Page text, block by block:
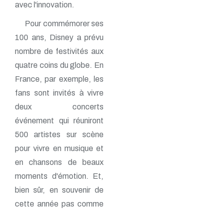
avec l'innovation.
Pour commémorer ses
100 ans, Disney a prévu
nombre de festivités aux
quatre coins du globe. En
France, par exemple, les
fans sont invités à vivre
deux concerts
événement qui réuniront
500 artistes sur scène
pour vivre en musique et
en chansons de beaux
moments d'émotion. Et,
bien sûr, en souvenir de
cette année pas comme